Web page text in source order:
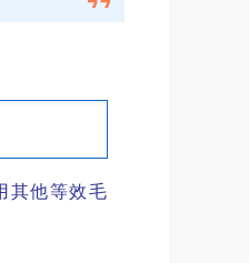
其他等效毛